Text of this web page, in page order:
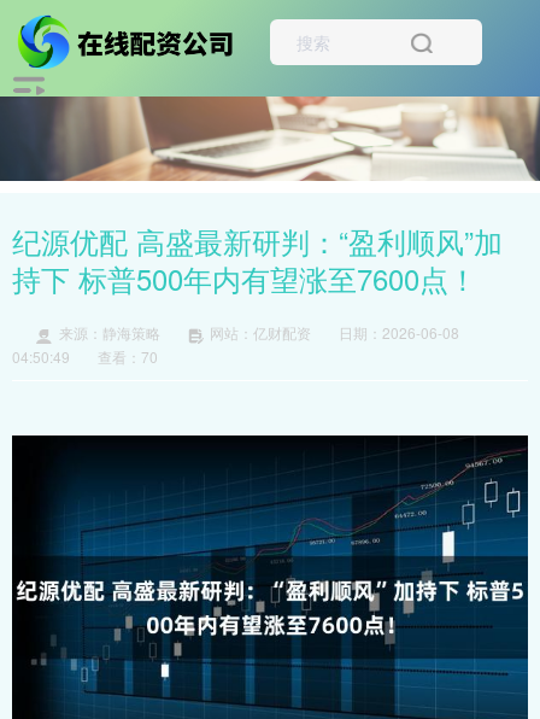
纪源优配 高盛最新研判：“盈利顺风”加
持下 标普500年内有望涨至7600点！
来源：静海策略 网站：亿财配资
日期：2026-06-08
04:50:49
查看：70